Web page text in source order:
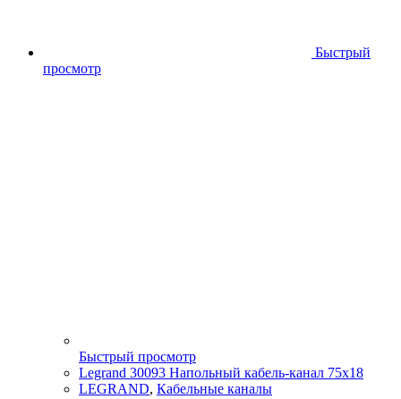
Быстрый
просмотр
Быстрый просмотр
Legrand 30093 Напольный кабель-канал 75х18
LEGRAND, Кабельные каналы